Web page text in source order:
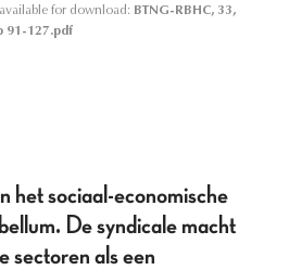
available for download: BTNG-RBHC, 33,
91-127.pdf
het sociaal-economische
De syndicale macht
sectoren als een